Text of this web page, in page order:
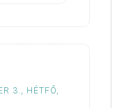
3., HÉTFŐ,